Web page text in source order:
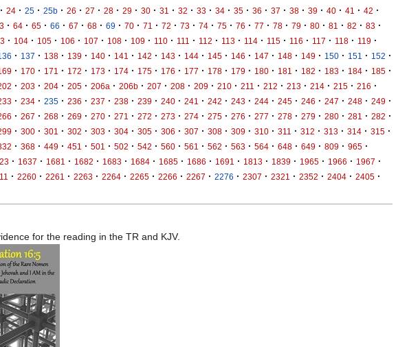
· 24 · 25 · 25b · 26 · 27 · 28 · 29 · 30 · 31 · 32 · 33 · 34 · 35 · 36 · 37 · 38 · 39 · 40 · 41 · 42 ·
· 64 · 65 · 66 · 67 · 68 · 69 · 70 · 71 · 72 · 73 · 74 · 75 · 76 · 77 · 78 · 79 · 80 · 81 · 82 · 83 ·
· 104 · 105 · 106 · 107 · 108 · 109 · 110 · 111 · 112 · 113 · 114 · 115 · 116 · 117 · 118 · 119 ·
· 137 · 138 · 139 · 140 · 141 · 142 · 143 · 144 · 145 · 146 · 147 · 148 · 149 · 150 · 151 · 152 ·
· 170 · 171 · 172 · 173 · 174 · 175 · 176 · 177 · 178 · 179 · 180 · 181 · 182 · 183 · 184 · 185 ·
· 203 · 204 · 205 · 206a · 206b · 207 · 208 · 209 · 210 · 211 · 212 · 213 · 214 · 215 · 216 ·
· 234 · 235 · 236 · 237 · 238 · 239 · 240 · 241 · 242 · 243 · 244 · 245 · 246 · 247 · 248 · 249 ·
· 267 · 268 · 269 · 270 · 271 · 272 · 273 · 274 · 275 · 276 · 277 · 278 · 279 · 280 · 281 · 282 ·
· 300 · 301 · 302 · 303 · 304 · 305 · 306 · 307 · 308 · 309 · 310 · 311 · 312 · 313 · 314 · 315 ·
· 368 · 449 · 451 · 501 · 502 · 542 · 560 · 561 · 562 · 563 · 564 · 648 · 649 · 809 · 965 ·
· 1637 · 1681 · 1682 · 1683 · 1684 · 1685 · 1686 · 1691 · 1813 · 1839 · 1965 · 1966 · 1967 ·
· 2260 · 2261 · 2263 · 2264 · 2265 · 2266 · 2267 · 2276 · 2307 · 2321 · 2352 · 2404 · 2405 ·
for the reading in the TR and KJV.